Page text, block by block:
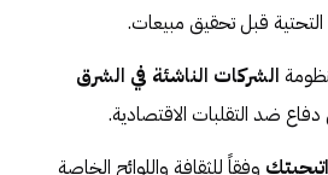
التحتية قبل تحقيق مبيعات.
الشركات الناشئة في الشرق
ضد التقلبات الاقتصادية.
وفقاً للثقافة واللوائح الخاصة